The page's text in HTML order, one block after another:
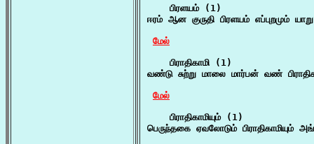
    பிரளயம் (1)
ஈரம் ஆன குருதி பிரளயம் எப்புறமும்
மேல்
    பிராதிகாமி (1)
வண்டு சுற்று மாலை மார்பன் வண்
மேல்
    பிராதிகாமியும் (1)
பெருந்தகை ஏவலோடும் பிராதிகாமியும்